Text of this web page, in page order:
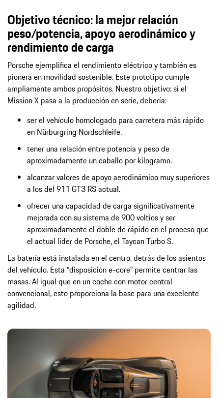
Objetivo técnico: la mejor relación
peso/potencia, apoyo aerodinámico y
rendimiento de carga
Porsche ejemplifica el rendimiento eléctrico y también es
pionera en movilidad sostenible. Este prototipo cumple
ampliamente ambos propósitos. Nuestro objetivo: si el
Mission X pasa a la producción en serie, debería:
ser el vehículo homologado para carretera más rápido
en Nürburgring Nordschleife.
tener una relación entre potencia y peso de
aproximadamente un caballo por kilogramo.
alcanzar valores de apoyo aerodinámico muy superiores
a los del 911 GT3 RS actual.
ofrecer una capacidad de carga significativamente
mejorada con su sistema de 900 voltios y ser
aproximadamente el doble de rápido en el proceso que
el actual líder de Porsche, el Taycan Turbo S.
La batería está instalada en el centro, detrás de los asientos
del vehículo. Esta “disposición e-core” permite centrar las
masas. Al igual que en un coche con motor central
convencional, esto proporciona la base para una excelente
agilidad.